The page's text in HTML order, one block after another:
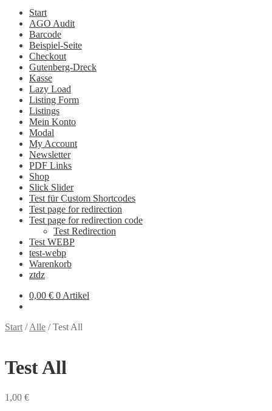
Start
AGO Audit
Barcode
Beispiel-Seite
Checkout
Gutenberg-Dreck
Kasse
Lazy Load
Listing Form
Listings
Mein Konto
Modal
My Account
Newsletter
PDF Links
Shop
Slick Slider
Test für Custom Shortcodes
Test page for redirection
Test page for redirection code
Test Redirection
Test WEBP
test-webp
Warenkorb
ztdz
0,00 € 0 Artikel
Start /Alle /Test All
Test All
1,00 €